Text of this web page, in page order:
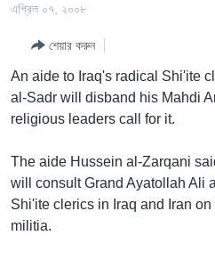
দক্ষিণ-এশিয়া
সম্পাদকীয়
টেলিভিশন
ভিডিও
Learning English
এপ্রিল ০৭, ২০০৮
শেয়ার করুন
An aide to Iraq's radical Shi'ite
al-Sadr will disband his Mahdi
religious leaders call for it.
The aide Hussein al-Zarqani
will consult Grand Ayatollah Ali
Shi'ite clerics in Iraq and Iran
militia.